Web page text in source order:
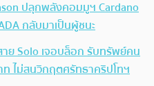
ปลุกพลังคอมมูฯ Cardano
กลับมาเป็นผู้ชนะ
ย Solo เจอบล็อก รับทรัพย์คน
ท ไม่สนวิกฤตศรัทธาคริปโทฯ